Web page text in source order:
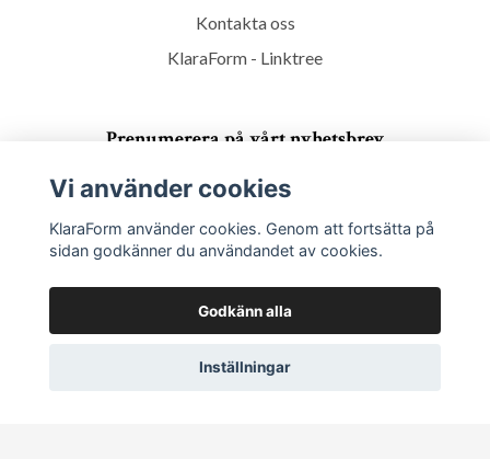
Kontakta oss
KlaraForm - Linktree
Prenumerera på vårt nyhetsbrev
Vi använder cookies
KlaraForm använder cookies. Genom att fortsätta på
sidan godkänner du användandet av cookies.
Godkänn alla
Inställningar